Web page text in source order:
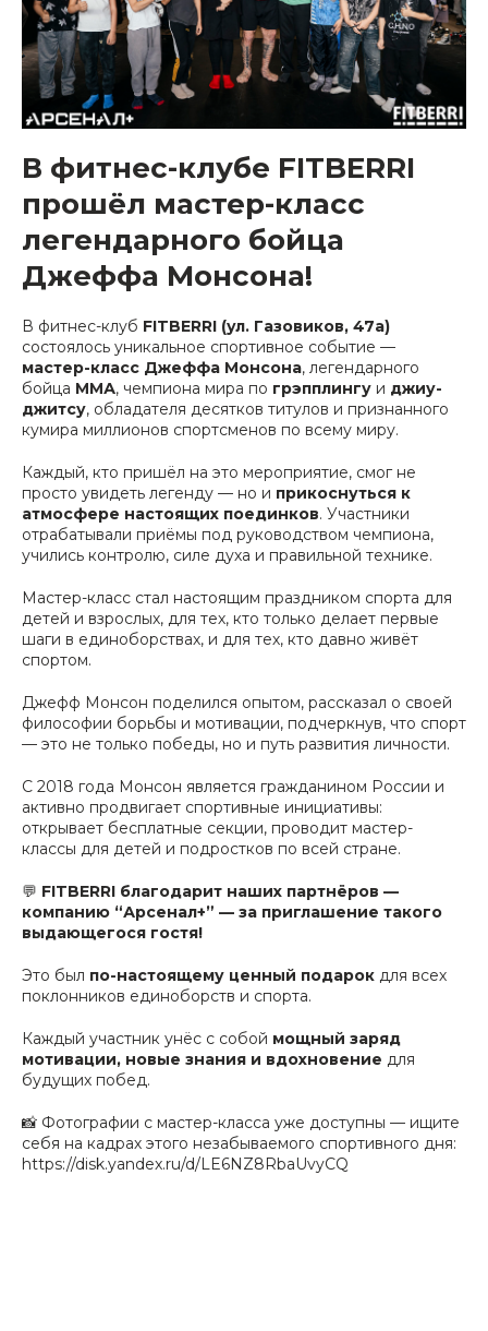
В фитнес-клубе FITBERRI
прошёл мастер-класс
легендарного бойца
Джеффа Монсона!
В фитнес-клуб FITBERRI (ул. Газовиков, 47а)
состоялось уникальное спортивное событие —
мастер-класс Джеффа Монсона, легендарного
бойца ММА, чемпиона мира по грэпплингу и джиу-
джитсу, обладателя десятков титулов и признанного
кумира миллионов спортсменов по всему миру.
Каждый, кто пришёл на это мероприятие, смог не
просто увидеть легенду — но и прикоснуться к
атмосфере настоящих поединков. Участники
отрабатывали приёмы под руководством чемпиона,
учились контролю, силе духа и правильной технике.
Мастер-класс стал настоящим праздником спорта для
детей и взрослых, для тех, кто только делает первые
шаги в единоборствах, и для тех, кто давно живёт
спортом.
Джефф Монсон поделился опытом, рассказал о своей
философии борьбы и мотивации, подчеркнув, что спорт
— это не только победы, но и путь развития личности.
С 2018 года Монсон является гражданином России и
активно продвигает спортивные инициативы:
открывает бесплатные секции, проводит мастер-
классы для детей и подростков по всей стране.
💬 FITBERRI благодарит наших партнёров —
компанию “Арсенал+” — за приглашение такого
выдающегося гостя!
Это был по-настоящему ценный подарок для всех
поклонников единоборств и спорта.
Каждый участник унёс с собой мощный заряд
мотивации, новые знания и вдохновение для
будущих побед.
📸 Фотографии с мастер-класса уже доступны — ищите
себя на кадрах этого незабываемого спортивного дня:
https://disk.yandex.ru/d/LE6NZ8RbaUvyCQ